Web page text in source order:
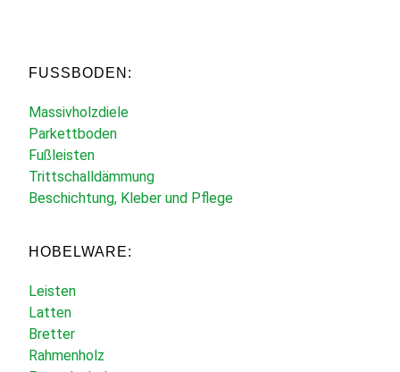
FUSSBODEN:
Massivholzdiele
Parkettboden
Fußleisten
Trittschalldämmung
Beschichtung, Kleber und Pflege
HOBELWARE:
Leisten
Latten
Bretter
Rahmenholz